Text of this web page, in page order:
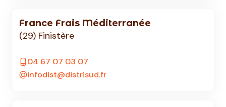
France Frais Méditerranée
(29) Finistère
04 67 07 03 07
infodist@distrisud.fr